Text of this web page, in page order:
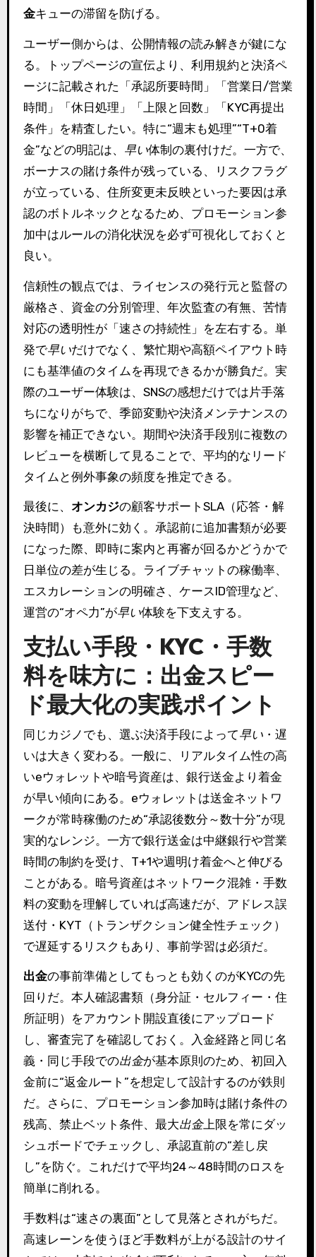
金キューの滞留を防げる。
ユーザー側からは、公開情報の読み解きが鍵にな
る。トップページの宣伝より、利用規約と決済ペ
ージに記載された「承認所要時間」「営業日/営業
時間」「休日処理」「上限と回数」「KYC再提出
条件」を精査したい。特に“週末も処理”“T+0着
金”などの明記は、 早い体制の裏付けだ。一方で、
ボーナスの賭け条件が残っている、リスクフラグ
が立っている、住所変更未反映といった要因は承
認のボトルネックとなるため、プロモーション参
加中はルールの消化状況を必ず可視化しておくと
良い。
信頼性の観点では、ライセンスの発行元と監督の
厳格さ、資金の分別管理、年次監査の有無、苦情
対応の透明性が「速さの持続性」を左右する。単
発で早いだけでなく、繁忙期や高額ペイアウト時
にも基準値のタイムを再現できるかが勝負だ。実
際のユーザー体験は、SNSの感想だけでは片手落
ちになりがちで、季節変動や決済メンテナンスの
影響を補正できない。期間や決済手段別に複数の
レビューを横断して見ることで、平均的なリード
タイムと例外事象の頻度を推定できる。
最後に、 オンカジの顧客サポートSLA（応答・解
決時間）も意外に効く。承認前に追加書類が必要
になった際、即時に案内と再審が回るかどうかで
日単位の差が生じる。ライブチャットの稼働率、
エスカレーションの明確さ、ケースID管理など、
運営の“オペ力”が早い体験を下支えする。
支払い手段・KYC・手数
料を味方に： 出金スピー
ド最大化の実践ポイント
同じカジノでも、選ぶ決済手段によって早い・遅
いは大きく変わる。一般に、リアルタイム性の高
いeウォレットや暗号資産は、銀行送金より着金
が早い傾向にある。eウォレットは送金ネットワ
ークが常時稼働のため“承認後数分～数十分”が現
実的なレンジ。一方で銀行送金は中継銀行や営業
時間の制約を受け、T+1や週明け着金へと伸びる
ことがある。暗号資産はネットワーク混雑・手数
料の変動を理解していれば高速だが、アドレス誤
送付・KYT（トランザクション健全性チェック）
で遅延するリスクもあり、事前学習は必須だ。
出金の事前準備としてもっとも効くのがKYCの先
回りだ。本人確認書類（身分証・セルフィー・住
所証明）をアカウント開設直後にアップロード
し、審査完了を確認しておく。入金経路と同じ名
義・同じ手段での出金が基本原則のため、初回入
金前に“返金ルート”を想定して設計するのが鉄則
だ。さらに、プロモーション参加時は賭け条件の
残高、禁止ベット条件、最大出金上限を常にダッ
シュボードでチェックし、承認直前の“差し戻
し”を防ぐ。これだけで平均24～48時間のロスを
簡単に削れる。
手数料は“速さの裏面”として見落とされがちだ。
高速レーンを使うほど手数料が上がる設計のサイ